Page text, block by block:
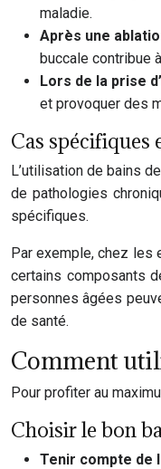
maladie.
Après une
buccale contribue
Lors de la prise
et provoquer des
Cas spécifiques
L’utilisation de bains
de pathologies
spécifiques.
Par exemple, chez les
certains composants
personnes âgées
de santé.
Comment
Pour profiter au
Choisir le bon
Tenir compte de